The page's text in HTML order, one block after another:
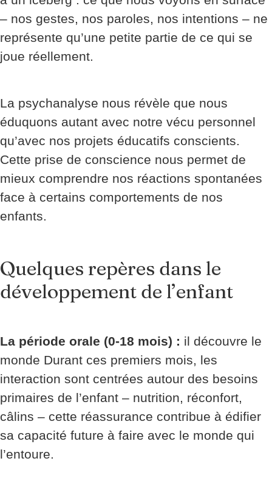
– nos gestes, nos paroles, nos intentions – ne
représente qu’une petite partie de ce qui se
joue réellement.
La psychanalyse nous révèle que nous
éduquons autant avec notre vécu personnel
qu’avec nos projets éducatifs conscients.
Cette prise de conscience nous permet de
mieux comprendre nos réactions spontanées
face à certains comportements de nos
enfants.
Quelques repères dans le
développement de l’enfant
La période orale (0-18 mois) : il découvre le
monde Durant ces premiers mois, les
interaction sont centrées autour des besoins
primaires de l’enfant – nutrition, réconfort,
câlins – cette réassurance contribue à édifier
sa capacité future à faire avec le monde qui
l’entoure.